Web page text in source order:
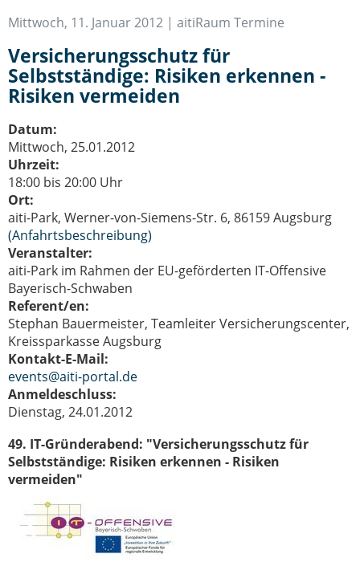
Start-Up Augsburg
Mittwoch, 11. Januar 2012 | aitiRaum Termine
Versicherungsschutz für
Selbstständige: Risiken erkennen -
Risiken vermeiden
Datum:
Mittwoch, 25.01.2012
Uhrzeit:
18:00 bis 20:00 Uhr
Ort:
aiti-Park, Werner-von-Siemens-Str. 6, 86159 Augsburg
(Anfahrtsbeschreibung)
Veranstalter:
aiti-Park im Rahmen der EU-geförderten IT-Offensive
Bayerisch-Schwaben
Referent/en:
Stephan Bauermeister, Teamleiter Versicherungscenter,
Kreissparkasse Augsburg
Kontakt-E-Mail:
events@aiti-portal.de
Anmeldeschluss:
Dienstag, 24.01.2012
49. IT-Gründerabend: "Versicherungsschutz für
Selbstständige: Risiken erkennen - Risiken
vermeiden"